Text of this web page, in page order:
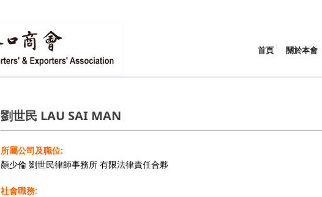
首頁 關於本會
劉世民 LAU SAI MAN
所屬公司及職位:
顏少倫 劉世民律師事務所 有限法律責任合夥
社會職務: